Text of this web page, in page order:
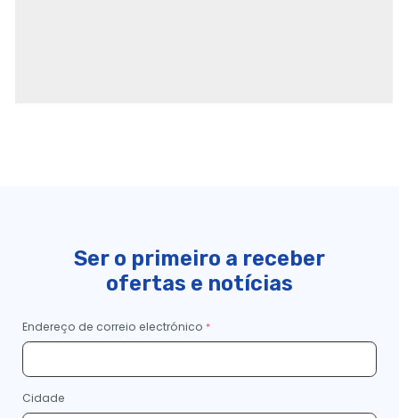
Ser o primeiro a receber
ofertas e notícias
Endereço de correio electrónico
Cidade